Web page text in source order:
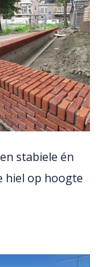
stabiele én
hiel op hoogte